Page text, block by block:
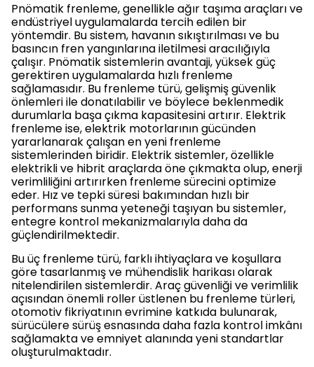
Pnömatik frenleme, genellikle ağır taşıma araçları ve
endüstriyel uygulamalarda tercih edilen bir
yöntemdir. Bu sistem, havanın sıkıştırılması ve bu
basıncın fren yangınlarına iletilmesi aracılığıyla
çalışır. Pnömatik sistemlerin avantaji, yüksek güç
gerektiren uygulamalarda hızlı frenleme
sağlamasıdır. Bu frenleme türü, gelişmiş güvenlik
önlemleri ile donatılabilir ve böylece beklenmedik
durumlarla başa çıkma kapasitesini artırır. Elektrik
frenleme ise, elektrik motorlarının gücünden
yararlanarak çalışan en yeni frenleme
sistemlerinden biridir. Elektrik sistemler, özellikle
elektrikli ve hibrit araçlarda öne çıkmakta olup, enerji
verimliliğini artırırken frenleme sürecini optimize
eder. Hız ve tepki süresi bakımından hızlı bir
performans sunma yeteneği taşıyan bu sistemler,
entegre kontrol mekanizmalarıyla daha da
güçlendirilmektedir.
Bu üç frenleme türü, farklı ihtiyaçlara ve koşullara
göre tasarlanmış ve mühendislik harikası olarak
nitelendirilen sistemlerdir. Araç güvenliği ve verimlilik
açısından önemli roller üstlenen bu frenleme türleri,
otomotiv fikriyatının evrimine katkıda bulunarak,
sürücülere sürüş esnasında daha fazla kontrol imkânı
sağlamakta ve emniyet alanında yeni standartlar
oluşturulmaktadır.